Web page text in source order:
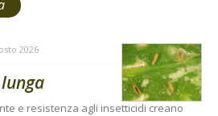
2026
e resistenza agli insetticidi creano